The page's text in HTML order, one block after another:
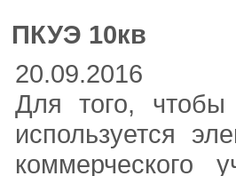
ПКУЭ 10кв
20.09.2016
Для того, чтобы
используется
коммерческого